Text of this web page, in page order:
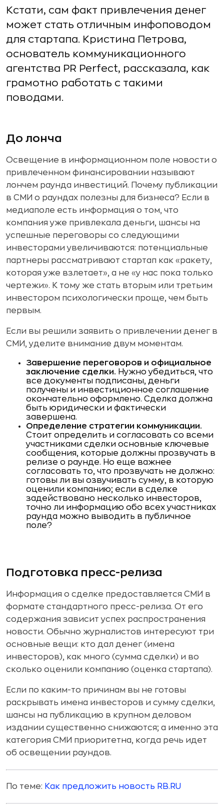
Кстати, сам факт привлечения денег
может стать отличным инфоповодом
для стартапа. Кристина Петрова,
основатель коммуникационного
агентства PR Perfect, рассказала, как
грамотно работать с такими
поводами.
До лонча
Освещение в информационном поле новости о
привлеченном финансировании называют
лончем раунда инвестиций. Почему публикации
в СМИ о раундах полезны для бизнеса? Если в
медиаполе есть информация о том, что
компания уже привлекала деньги, шансы на
успешные переговоры со следующими
инвесторами увеличиваются: потенциальные
партнеры рассматривают стартап как «ракету,
которая уже взлетает», а не «у нас пока только
чертежи». К тому же стать вторым или третьим
инвестором психологически проще, чем быть
первым.
Если вы решили заявить о привлечении денег в
СМИ, уделите внимание двум моментам.
Завершение переговоров и официальное
заключение сделки. Нужно убедиться, что
все документы подписаны, деньги
получены и инвестиционное соглашение
окончательно оформлено. Сделка должна
быть юридически и фактически
завершена.
Определение стратегии коммуникации.
Стоит определить и согласовать со всеми
участниками сделки основные ключевые
сообщения, которые должны прозвучать в
релизе о раунде. Но еще важнее
согласовать то, что прозвучать не должно:
готовы ли вы озвучивать сумму, в которую
оценили компанию; если в сделке
задействовано несколько инвесторов,
точно ли информацию обо всех участниках
раунда можно выводить в публичное
поле?
Подготовка пресс-релиза
Информация о сделке предоставляется СМИ в
формате стандартного пресс-релиза. От его
содержания зависит успех распространения
новости. Обычно журналистов интересуют три
основные вещи: кто дал денег (имена
инвесторов), как много (сумма сделки) и во
сколько оценили компанию (оценка стартапа).
Если по каким-то причинам вы не готовы
раскрывать имена инвесторов и сумму сделки,
шансы на публикацию в крупном деловом
издании существенно снижаются; а именно эта
категория СМИ приоритетна, когда речь идет
об освещении раундов.
По теме: Как предложить новость RB.RU